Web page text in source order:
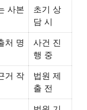
사본
초기 상
담 시
처 명
사건 진
행 중
거 작
법원 제
출 전